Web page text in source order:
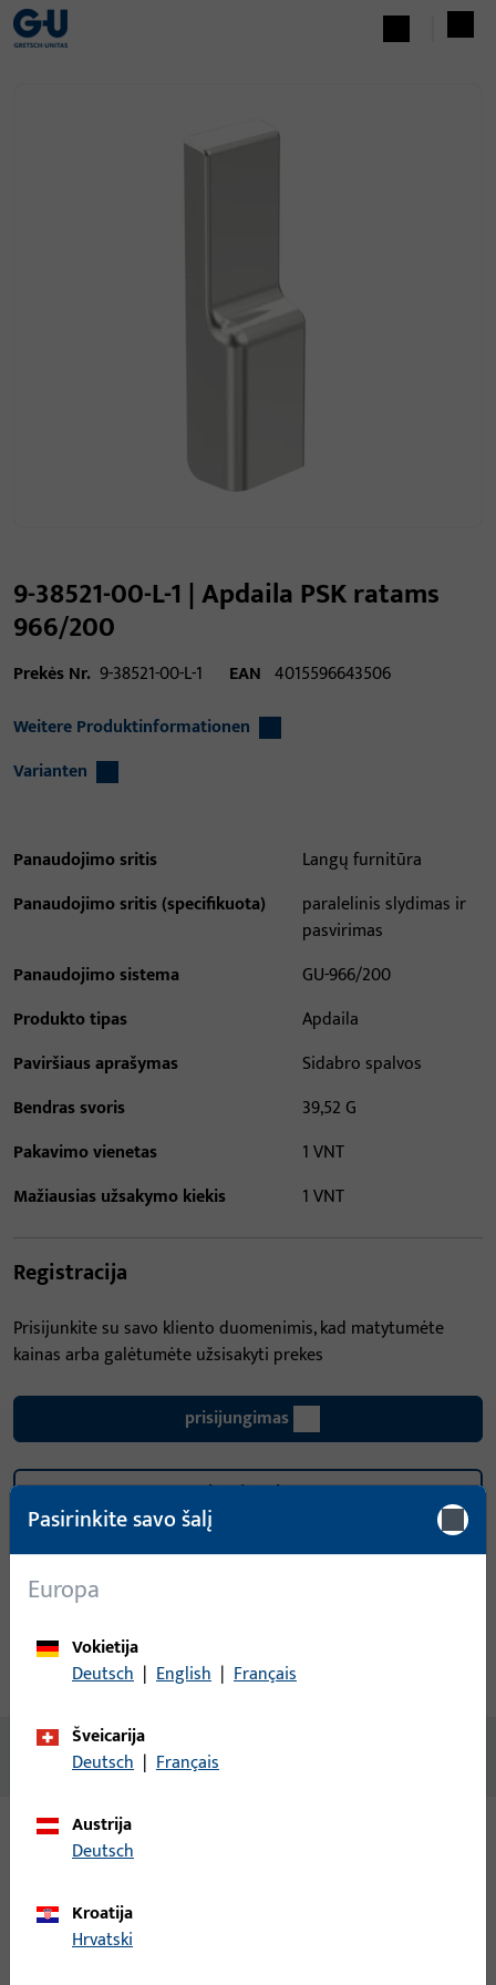
9-38521-00-L-1 | Apdaila PSK ratams
966/200
Prekės Nr. 9-38521-00-L-1 EAN 4015596643506
Weitere Produktinformationen
Varianten
Panaudojimo sritis
Langų furnitūra
Panaudojimo sritis (specifikuota)
paralelinis slydimas ir
pasvirimas
Panaudojimo sistema
GU-966/200
Produkto tipas
Apdaila
Paviršiaus aprašymas
Sidabro spalvos
Bendras svoris
39,52 G
Pakavimo vienetas
1 VNT
Mažiausias užsakymo kiekis
1 VNT
Registracija
Prisijunkite su savo kliento duomenimis, kad matytumėte
kainas arba galėtumėte užsisakyti prekes
prisijungimas
Sukurti paskyrą
Gaminio aprašymas
Atsisiuntimai
Nėra prieinamo turinio
Variantai
Šiam gaminiui galimi šie variantai:
Pasirinkite savo šalį
Europa
Vokietija
Deutsch | English | Français
Šveicarija
Deutsch | Français
Austrija
Deutsch
Kroatija
Hrvatski